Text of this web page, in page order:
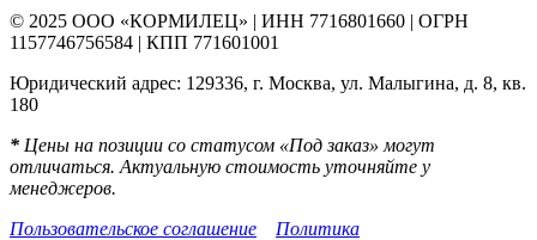
© 2025 ООО «КОРМИЛЕЦ» | ИНН 7716801660 | ОГРН
1157746756584 | КПП 771601001
Юридический адрес: 129336, г. Москва, ул. Малыгина, д. 8, кв.
180
* Цены на позиции со статусом «Под заказ» могут
отличаться. Актуальную стоимость уточняйте у
менеджеров.
Пользовательское соглашение
Политика